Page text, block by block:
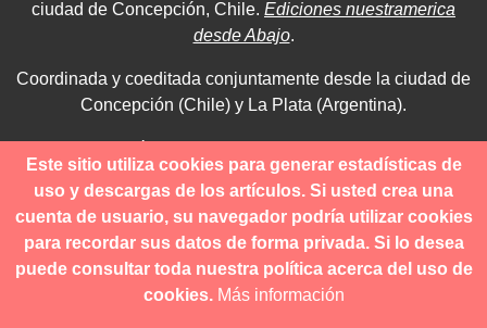
ciudad de Concepción, Chile. Ediciones nuestramerica
desde Abajo.
Coordinada y coeditada conjuntamente desde la ciudad de
Concepción (Chile) y La Plata (Argentina).
contacto@revistanuestramerica.cl
Toda comunicación respecto a los envíos se deben realizar
a través del OJS.
Este sitio utiliza cookies para generar estadísticas de
uso y descargas de los artículos. Si usted crea una
cuenta de usuario, su navegador podría utilizar cookies
para recordar sus datos de forma privada. Si lo desea
puede consultar toda nuestra política acerca del uso de
cookies. Más información